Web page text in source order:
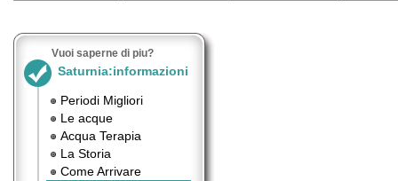
Vuoi saperne di piu?
Saturnia:informazioni
Periodi Migliori
Le acque
Acqua Terapia
La Storia
Come Arrivare